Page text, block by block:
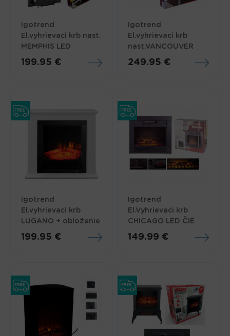
Igotrend
El.vyhrievaci krb nast.
MEMPHIS LED
199.95 €
Igotrend
El.vyhrievaci krb
nast.VANCOUVER
249.95 €
Igotrend
El.vyhrievaci krb
LUGANO + obloženie
199.95 €
Igotrend
El.Vyhrievaci krb
CHICAGO LED ČIE
149.99 €